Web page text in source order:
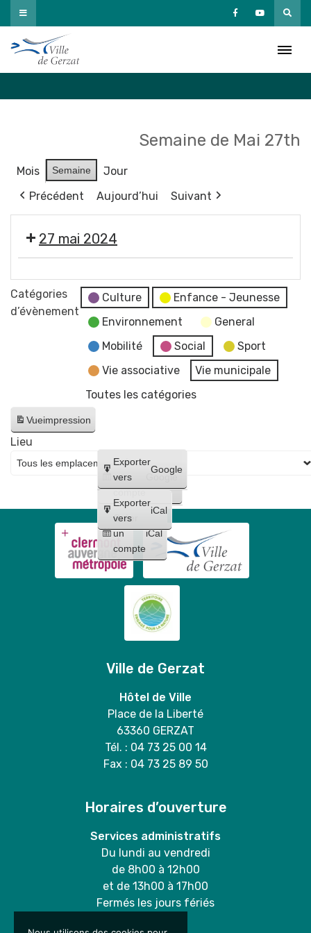
Passer
au
contenu
Semaine de Mai 27th
Mois Semaine
Jour
Précédent
Aujourd’hui Suivant
27 mai 2024
Réunion
du
juin
Catégories
d’évènement
Culture
Enfance - Jeunesse
Environnement
General
Mobilité
Social
Sport
Vie associative
Vie municipale
Toutes les catégories
Vueimpression
Créer
un
compte
Google
Créer
un
compte
iCal
Exporter
vers
Google
Exporter
vers
iCal
Lieu
Ville de Gerzat
Hôtel de Ville
Place de la Liberté
63360 GERZAT
Tél. : 04 73 25 00 14
Fax : 04 73 25 89 50
Horaires d’ouverture
Services administratifs
Du lundi au vendredi
de 8h00 à 12h00
et de 13h00 à 17h00
Fermés les jours fériés